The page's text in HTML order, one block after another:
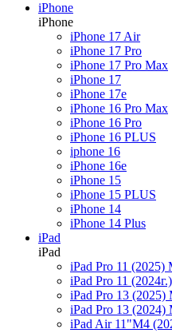
iPhone
iPhone
iPhone 17 Air
iPhone 17 Pro
iPhone 17 Pro Max
iPhone 17
iPhone 17e
iPhone 16 Pro Max
iPhone 16 Pro
iPhone 16 PLUS
iphone 16
iPhone 16e
iPhone 15
iPhone 15 PLUS
iPhone 14
iPhone 14 Plus
iPad
iPad
iPad Pro 11 (2025)
iPad Pro 11
iPad Pro 13 (2025)
iPad Pro 13 (2024)
iPad Air 11"M4